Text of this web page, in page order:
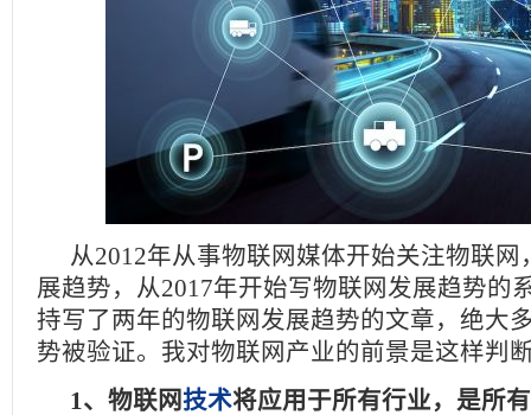
从2012年从事物联网媒体开始关注物联网
展趋势，从2017年开始写物联网发展趋势的
持写了两年的物联网发展趋势的文章，绝大
势被验证。我对物联网产业的前景是这样判
1、物联网技术将应用于所有行业，是所